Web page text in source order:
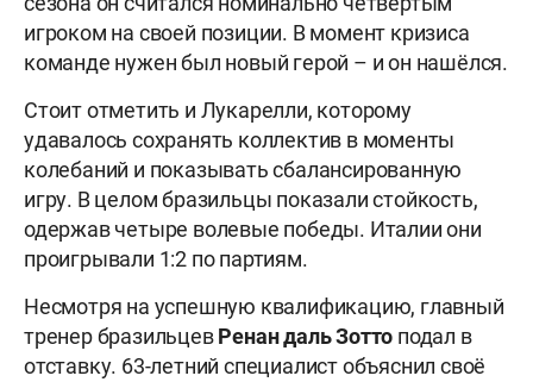
игроком на своей позиции. В момент кризиса
команде нужен был новый герой – и он нашёлся.
Стоит отметить и Лукарелли, которому
удавалось сохранять коллектив в моменты
колебаний и показывать сбалансированную
игру. В целом бразильцы показали стойкость,
одержав четыре волевые победы. Италии они
проигрывали 1:2 по партиям.
Несмотря на успешную квалификацию, главный
тренер бразильцевРенан даль Зотто подал в
отставку. 63-летний специалист объяснил своё